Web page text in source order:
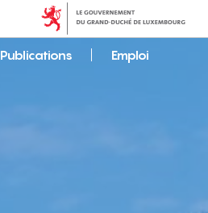
Publications Emploi